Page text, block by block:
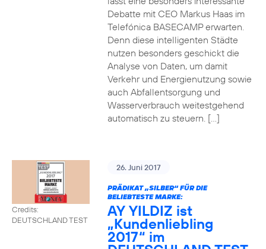
Debatte mit CEO Markus Haas im
Telefónica BASECAMP erwarten.
Denn diese intelligenten Städte
nutzen besonders geschickt die
Analyse von Daten, um damit
Verkehr und Energienutzung sowie
auch Abfallentsorgung und
Wasserverbrauch weitestgehend
automatisch zu steuern. […]
Credits:
DEUTSCHLAND TEST
26. Juni 2017
PRÄDIKAT „SILBER“ FÜR DIE
BELIEBTESTE MARKE:
AY YILDIZ ist
„Kundenliebling
2017“ im